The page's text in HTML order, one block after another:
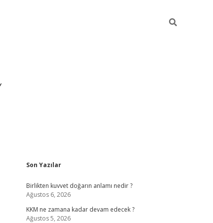
Sidebar
Son Yazılar
Birlikten kuvvet doğarın anlamı nedir ?
Ağustos 6, 2026
KKM ne zamana kadar devam edecek ?
Ağustos 5, 2026